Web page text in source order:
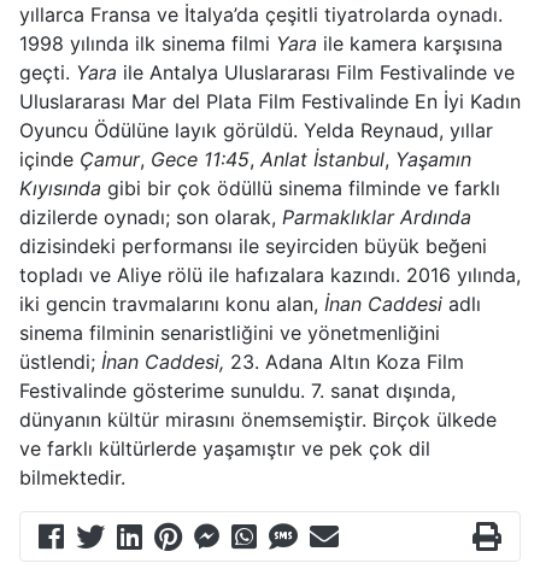
yıllarca Fransa ve İtalya’da çeşitli tiyatrolarda oynadı.
1998 yılında ilk sinema filmi Yara ile kamera karşısına
geçti. Yara ile Antalya Uluslararası Film Festivalinde ve
Uluslararası Mar del Plata Film Festivalinde En İyi Kadın
Oyuncu Ödülüne layık görüldü. Yelda Reynaud, yıllar
içinde Çamur, Gece 11:45, Anlat İstanbul, Yaşamın
Kıyısında gibi bir çok ödüllü sinema filminde ve farklı
dizilerde oynadı; son olarak, Parmaklıklar Ardında
dizisindeki performansı ile seyirciden büyük beğeni
topladı ve Aliye rölü ile hafızalara kazındı. 2016 yılında,
iki gencin travmalarını konu alan, İnan Caddesi adlı
sinema filminin senaristliğini ve yönetmenliğini
üstlendi; İnan Caddesi, 23. Adana Altın Koza Film
Festivalinde gösterime sunuldu. 7. sanat dışında,
dünyanın kültür mirasını önemsemiştir. Birçok ülkede
ve farklı kültürlerde yaşamıştır ve pek çok dil
bilmektedir.